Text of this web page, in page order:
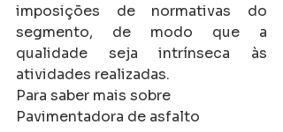
imposições de normativas do
segmento, de modo que a
qualidade seja intrínseca às
atividades realizadas.
Para saber mais sobre
Pavimentadora de asfalto